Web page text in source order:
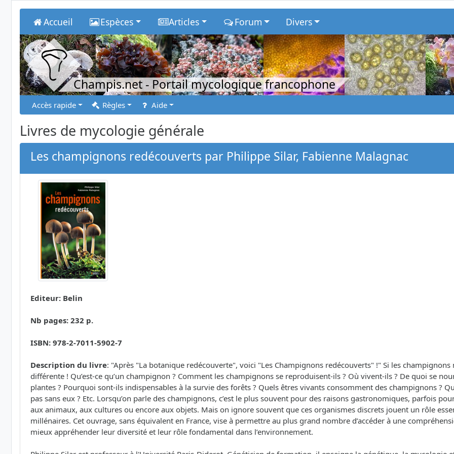
Accueil Espèces Articles Forum Divers
Champis.net- Portail mycologique francophone
Accès rapide Règles Aide
Livres de mycologie générale
Les champignons redécouverts par Philippe Silar, Fabienne Malagnac
Editeur: Belin
Nb pages: 232 p.
ISBN: 978-2-7011-5902-7
Description du livre: "Après "La botanique redécouverte", voici "Les Champignons redécouverts" !" Si les
différente ! Qu’est-ce qu’un champignon ? Comment les champignons se reproduisent-ils ? Où vivent-ils ? De quoi se
plantes ? Pourquoi sont-ils indispensables à la survie des forêts ? Quels êtres vivants consomment des champignons ?
pas sans eux ? Etc. Lorsqu’on parle des champignons, c’est le plus souvent pour des raisons gastronomiques, parfois
aux animaux, aux cultures ou encore aux objets. Mais on ignore souvent que ces organismes discrets jouent un rôle
millénaires. Cet ouvrage, sans équivalent en France, vise à permettre au plus grand nombre d’accéder à une
mieux appréhender leur diversité et leur rôle fondamental dans l’environnement.